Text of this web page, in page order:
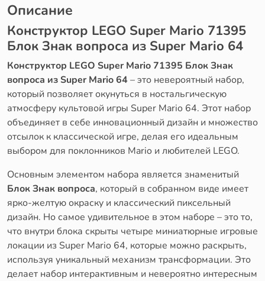
Описание
Конструктор LEGO Super Mario 71395
Блок Знак вопроса из Super Mario 64
Конструктор LEGO Super Mario 71395 Блок Знак
вопроса из Super Mario 64– это невероятный набор,
который позволяет окунуться в ностальгическую
атмосферу культовой игры Super Mario 64. Этот набор
объединяет в себе инновационный дизайн и множество
отсылок к классической игре, делая его идеальным
выбором для поклонников Mario и любителей LEGO.
Основным элементом набора является знаменитый
Блок Знак вопроса, который в собранном виде имеет
ярко-желтую окраску и классический пиксельный
дизайн. Но самое удивительное в этом наборе – это то,
что внутри блока скрыты четыре миниатюрные игровые
локации из Super Mario 64, которые можно раскрыть,
используя уникальный механизм трансформации. Это
делает набор интерактивным и невероятно интересным